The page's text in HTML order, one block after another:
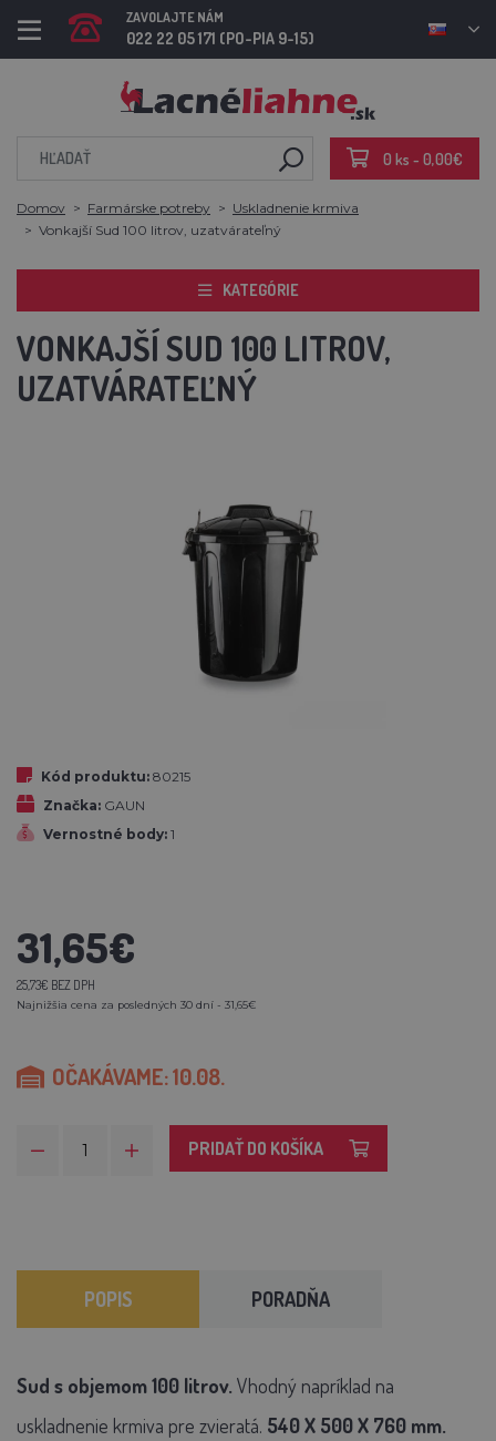
ZAVOLAJTE NÁM
022 22 05 171 (PO-PIA 9-15)
0 ks - 0,00€
Domov Farmárske potreby
Uskladnenie krmiva
Vonkajší Sud 100 litrov, uzatvárateľný
KATEGÓRIE
VONKAJŠÍ SUD 100 LITROV,
UZATVÁRATEĽNÝ
Kód produktu: 80215
Značka: GAUN
Vernostné body: 1
31,65€
25,73€ BEZ DPH
Najnižšia cena za posledných 30 dní - 31,65€
OČAKÁVAME: 10.08.
PRIDAŤ DO KOŠÍKA
POPIS PORADŇA
Sud s objemom 100 litrov. Vhodný napríklad na
uskladnenie krmiva pre zvieratá. 540 X 500 X 760 mm.